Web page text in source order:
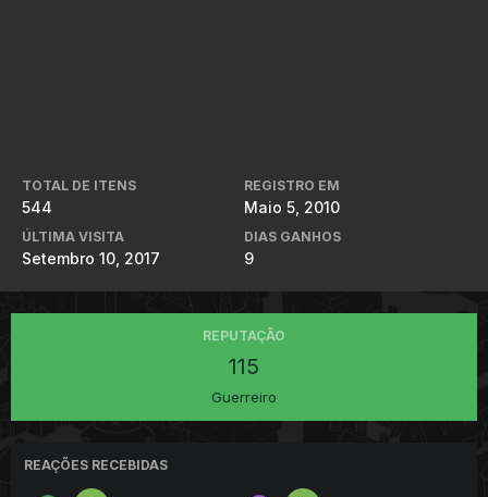
TOTAL DE ITENS
544
REGISTRO EM
Maio 5, 2010
ÚLTIMA VISITA
Setembro 10, 2017
DIAS GANHOS
9
REPUTAÇÃO
115
Guerreiro
REAÇÕES RECEBIDAS